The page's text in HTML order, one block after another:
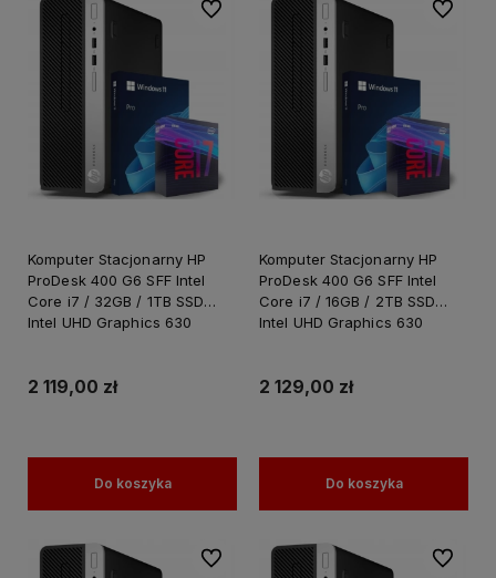
Komputer Stacjonarny HP
ProDesk 400 G6 SFF Intel
Core i7 / 32GB / 1TB SSD
Intel UHD Graphics 630
2 119,00 zł
Do koszyka
Do ulubionych
Komputer Stacjonarny HP
ProDesk 400 G6 SFF Intel
Core i7 / 16GB / 2TB SSD
Intel UHD Graphics 630
2 129,00 zł
Do koszyka
Do
Do ulubionych Do